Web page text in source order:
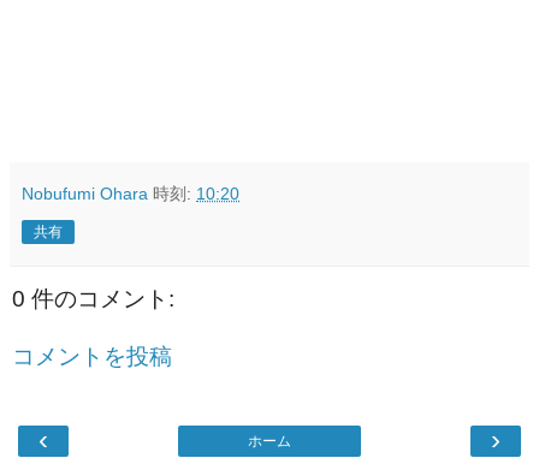
Nobufumi Ohara 時刻: 10:20
共有
0 件のコメント:
コメントを投稿
‹ ›
ホーム